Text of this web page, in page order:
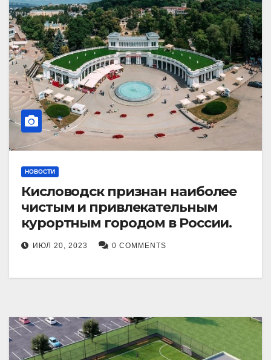
НОВОСТИ
Кисловодск признан наиболее
чистым и привлекательным
курортным городом в России.
ИЮЛ 20, 2023 0 COMMENTS